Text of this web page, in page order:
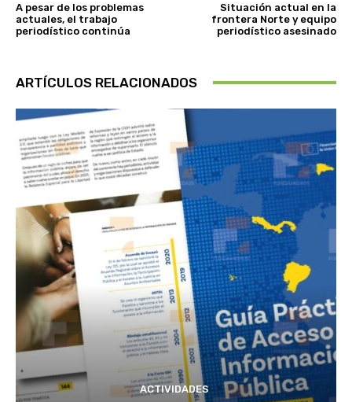
A pesar de los problemas
actuales, el trabajo
periodístico continúa
Situación actual en la
frontera Norte y equipo
periodístico asesinado
ARTÍCULOS RELACIONADOS
ACTIVIDADES